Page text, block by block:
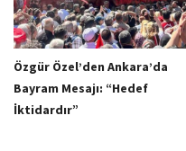
Özgür Özel’den Ankara’da
Bayram Mesajı: “Hedef
İktidardır”